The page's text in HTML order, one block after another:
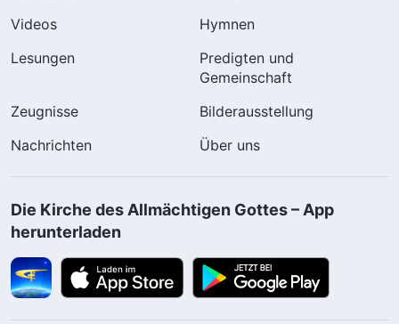
Videos
Hymnen
Lesungen
Predigten und
Gemeinschaft
Zeugnisse
Bilderausstellung
Nachrichten
Über uns
Die Kirche des Allmächtigen Gottes – App
herunterladen